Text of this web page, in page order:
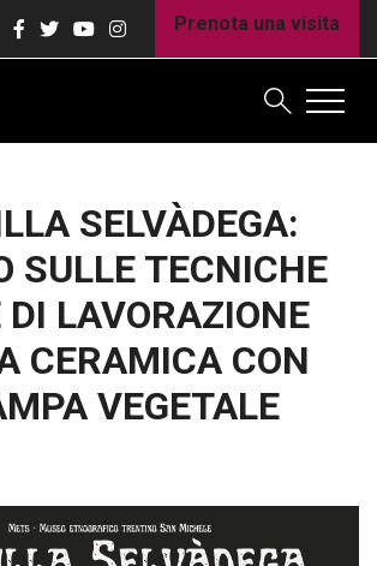
Prenota una visita
SELVÀDEGA:
SULLE TECNICHE
DI LAVORAZIONE
CERAMICA CON
VEGETALE